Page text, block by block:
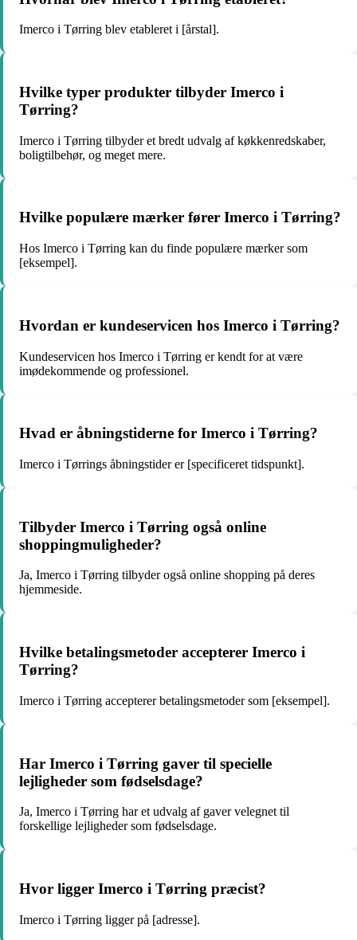
Imerco i Tørring blev etableret i [årstal].
Hvilke typer produkter tilbyder Imerco i
Tørring?
Imerco i Tørring tilbyder et bredt udvalg af køkkenredskaber,
boligtilbehør, og meget mere.
Hvilke populære mærker fører Imerco i Tørring?
Hos Imerco i Tørring kan du finde populære mærker som
[eksempel].
Hvordan er kundeservicen hos Imerco i Tørring?
Kundeservicen hos Imerco i Tørring er kendt for at være
imødekommende og professionel.
Hvad er åbningstiderne for Imerco i Tørring?
Imerco i Tørrings åbningstider er [specificeret tidspunkt].
Tilbyder Imerco i Tørring også online
shoppingmuligheder?
Ja, Imerco i Tørring tilbyder også online shopping på deres
hjemmeside.
Hvilke betalingsmetoder accepterer Imerco i
Tørring?
Imerco i Tørring accepterer betalingsmetoder som [eksempel].
Har Imerco i Tørring gaver til specielle
lejligheder som fødselsdage?
Ja, Imerco i Tørring har et udvalg af gaver velegnet til
forskellige lejligheder som fødselsdage.
Hvor ligger Imerco i Tørring præcist?
Imerco i Tørring ligger på [adresse].